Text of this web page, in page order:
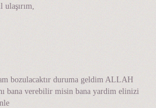
bozulacaktır duruma geldim ALLAH
bana verebilir misin bana yardim elinizi